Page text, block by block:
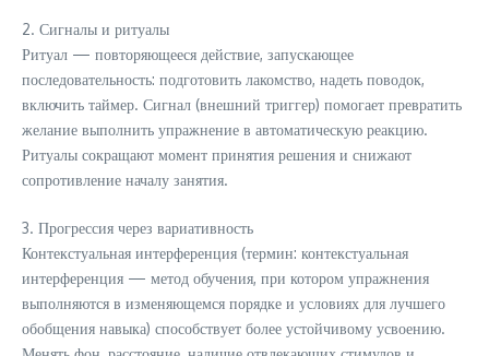
2. Сигналы и ритуалы
Ритуал — повторяющееся действие, запускающее
последовательность: подготовить лакомство, надеть поводок,
включить таймер. Сигнал (внешний триггер) помогает превратить
желание выполнить упражнение в автоматическую реакцию.
Ритуалы сокращают момент принятия решения и снижают
сопротивление началу занятия.
3. Прогрессия через вариативность
Контекстуальная интерференция (термин: контекстуальная
интерференция — метод обучения, при котором упражнения
выполняются в изменяющемся порядке и условиях для лучшего
обобщения навыка) способствует более устойчивому усвоению.